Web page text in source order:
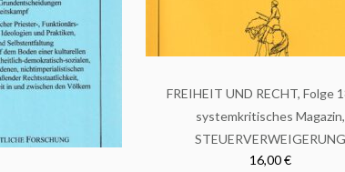
FREIHEIT UND RECHT, Folge
systemkritisches Magazin,
STEUERVERWEIGERUNG
16,00 €